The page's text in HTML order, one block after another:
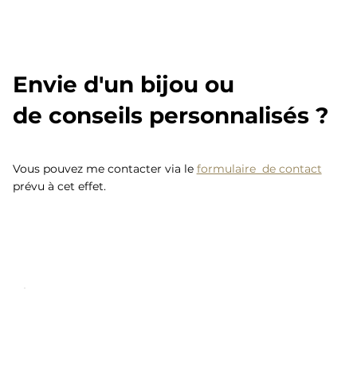
Envie d'un bijou ou
de conseils personnalisés ?
Vous pouvez me contacter via le formulaire de contact
prévu à cet effet.